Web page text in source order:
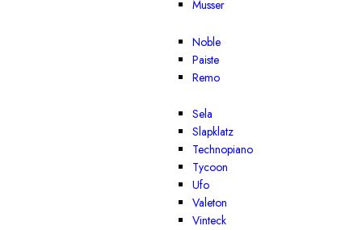
Musser
Noble
Paiste
Remo
Sela
Slapklatz
Technopiano
Tycoon
Ufo
Valeton
Vinteck